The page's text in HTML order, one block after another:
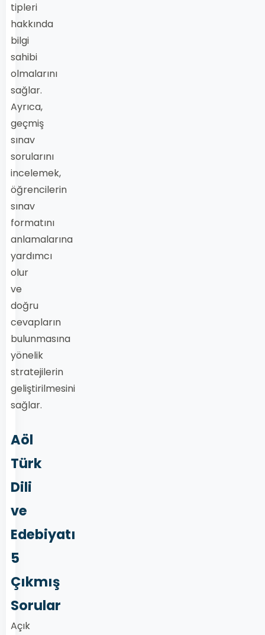
tipleri
hakkında
bilgi
sahibi
olmalarını
sağlar.
Ayrıca,
geçmiş
sınav
sorularını
incelemek,
öğrencilerin
sınav
formatını
anlamalarına
yardımcı
olur
ve
doğru
cevapların
bulunmasına
yönelik
stratejilerin
geliştirilmesini
sağlar.
Aöl
Türk
Dili
ve
Edebiyatı
5
Çıkmış
Sorular
Açık